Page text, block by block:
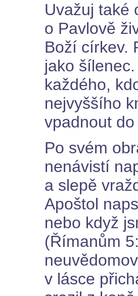
Uvažuj také
o Pavlově
Boží církev.
jako
každého,
nejvyššího
vpadnout
Po svém
nenávistí
a slepě
Apoštol
nebo když
(Římanům
v lásce